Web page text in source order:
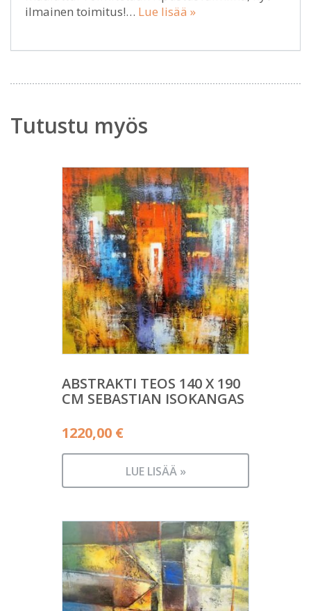
ilmainen toimitus!… Lue lisää »
Tutustu myös
ABSTRAKTI TEOS 140 X 190
CM SEBASTIAN ISOKANGAS
1220,00 €
LUE LISÄÄ »